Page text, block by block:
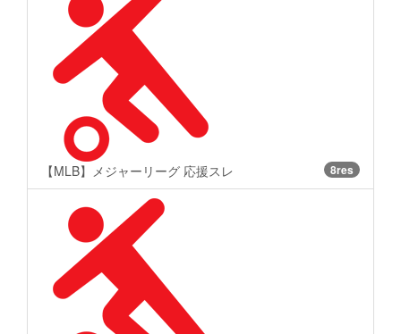
【MLB】メジャーリーグ 応援スレ 8res